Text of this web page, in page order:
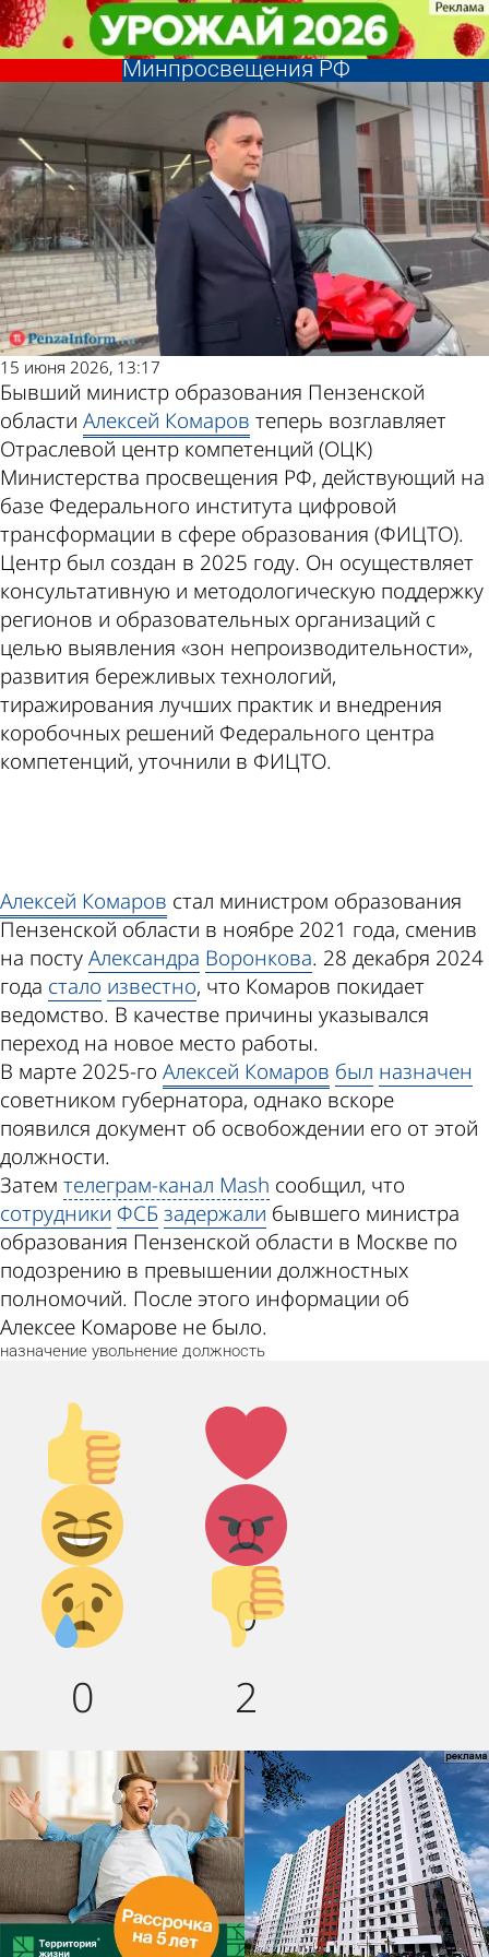
Бывший министр образования
региона возглавляет ОЦК
Минпросвещения РФ
Политика
15 июня 2026, 13:17
Бывший министр образования Пензенской
области Алексей Комаров теперь возглавляет
Отраслевой центр компетенций (ОЦК)
Министерства просвещения РФ, действующий на
базе Федерального института цифровой
трансформации в сфере образования (ФИЦТО).
Центр был создан в 2025 году. Он осуществляет
консультативную и методологическую поддержку
регионов и образовательных организаций с
целью выявления «зон непроизводительности»,
развития бережливых технологий,
тиражирования лучших практик и внедрения
коробочных решений Федерального центра
компетенций, уточнили в ФИЦТО.
Алексей Комаров стал министром образования
Пензенской области в ноябре 2021 года, сменив
на постуАлександра Воронкова. 28 декабря 2024
года стало известно, что Комаров покидает
ведомство. В качестве причины указывался
переход на новое место работы.
В марте 2025-го Алексей Комаров был назначен
советником губернатора, однако вскоре
появился документ об освобождении его от этой
должности.
Затем телеграм-канал Mash сообщил, что
сотрудники ФСБ задержали бывшего министра
образования Пензенской области в Москве по
подозрению в превышении должностных
полномочий. После этого информации об
Алексее Комарове не было.
назначение увольнение должность
Палец
вверх!
0
Лайк!
0
Дикий
смех!
1
Агрессия!
0
Грусть :(
0
Палец
вниз!
2
Бывший министр образования
региона возглавляет ОЦК
Минпросвещения РФ
Политика
Другие новости
по теме
Погода и курсы
валют в Пензе